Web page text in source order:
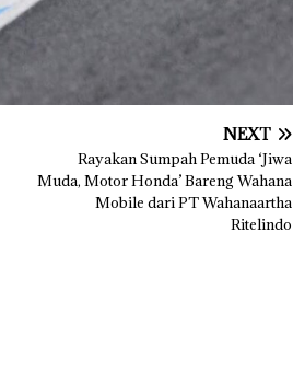
NEXT
Rayakan Sumpah Pemuda ‘Jiwa
Muda, Motor Honda’ Bareng Wahana
Mobile dari PT Wahanaartha
Ritelindo